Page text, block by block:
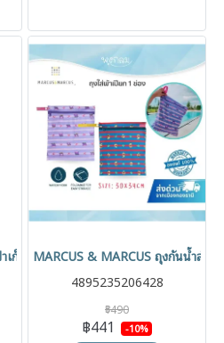
าเก็บอุณหภูมิ Insulated Lunch Bag
MARCUS & MARCUS ถุงกันน้ำสำ
4895235206428
฿490
฿441 -10%